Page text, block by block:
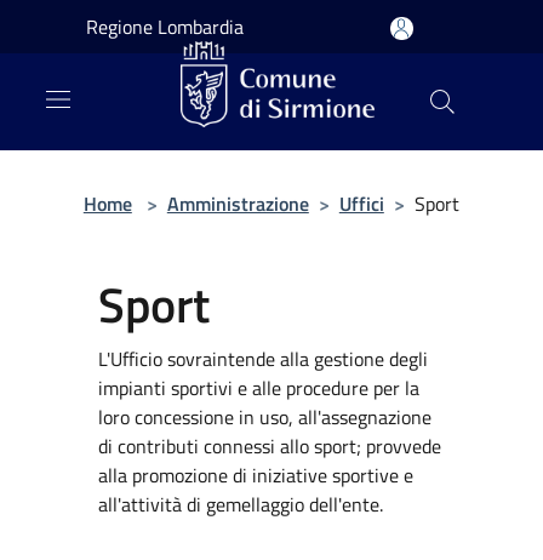
Salta al contenuto principale
Regione Lombardia
Home > Amministrazione > Uffici > Sport
Sport
L'Ufficio sovraintende alla gestione degli
impianti sportivi e alle procedure per la
loro concessione in uso, all'assegnazione
di contributi connessi allo sport; provvede
alla promozione di iniziative sportive e
all'attività di gemellaggio dell'ente.